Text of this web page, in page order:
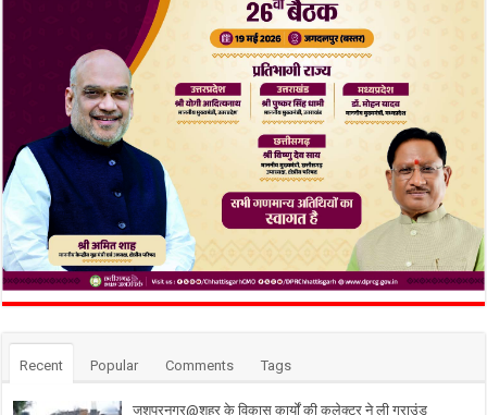
Recent Popular Comments Tags
जशपुरनगर@शहर के विकास कार्यों की कलेक्टर ने ली ग्राउंड